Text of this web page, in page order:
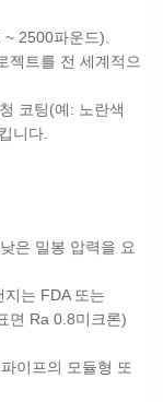
~ 2500파운드).
젝트를 전 세계적으
코팅(예: 노란색
니다.
은 밀봉 압력을 요
는 FDA 또는
면 Ra 0.8미크론)
이프의 모듈형 또